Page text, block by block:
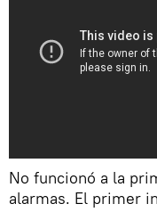
No funcionó a la
alarmas. El primer